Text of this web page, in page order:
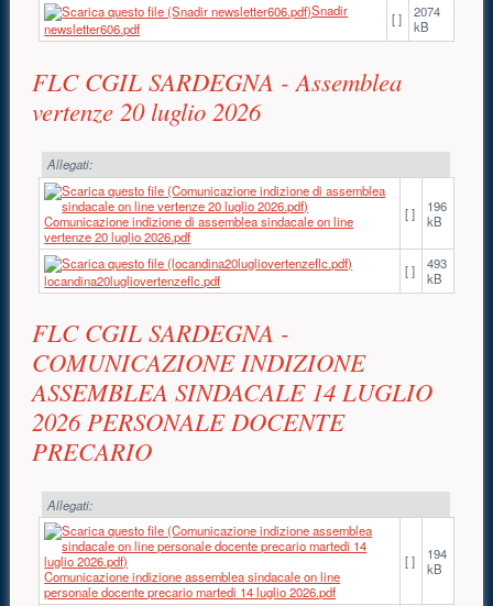
Snadir
newsletter606.pdf
[ ]
2074
kB
FLC CGIL SARDEGNA - Assemblea
vertenze 20 luglio 2026
Allegati:
Comunicazione indizione di assemblea sindacale on line
vertenze 20 luglio 2026.pdf
[ ]
196
kB
locandina20lugliovertenzeflc.pdf
[ ]
493
kB
FLC CGIL SARDEGNA -
COMUNICAZIONE INDIZIONE
ASSEMBLEA SINDACALE 14 LUGLIO
2026 PERSONALE DOCENTE
PRECARIO
Allegati:
Comunicazione indizione assemblea sindacale on line
personale docente precario martedi 14 luglio 2026.pdf
[ ]
194
kB